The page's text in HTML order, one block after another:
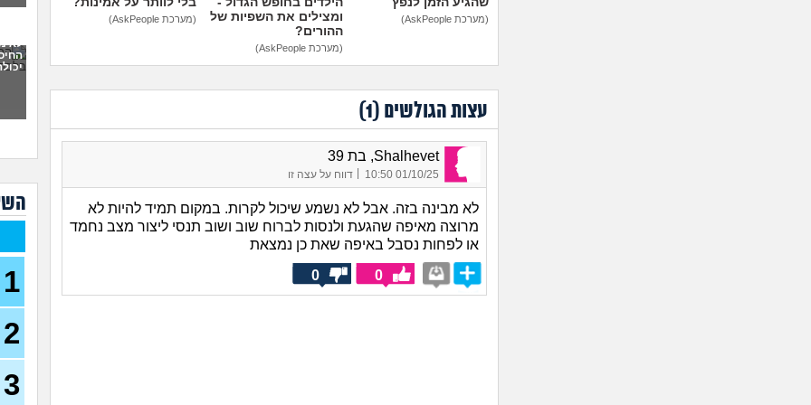
(מערכת AskPeople)
ומצילים את השפיות של
ההורים?
(מערכת AskPeople)
(מערכת AskPeople)
עצות הגולשים (1
)
Shalhevet, בת 39
01/10/25 10:50 דווח על עצה זו
לא מבינה בזה. אבל לא נשמע שיכול לקרות. במקום תמיד להיות לא
מרוצה מאיפה שהגעת ולנסות לברוח שוב ושוב תנסי ליצור מצב נחמד
או לפחות נסבל באיפה שאת כן נמצאת
0
0
(שיר,
בן 21)
מה
לא
1
2
3